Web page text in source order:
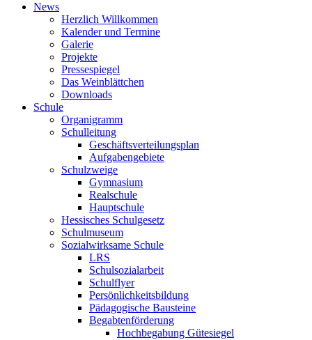
News
Herzlich Willkommen
Kalender und Termine
Galerie
Projekte
Pressespiegel
Das Weinblättchen
Downloads
Schule
Organigramm
Schulleitung
Geschäftsverteilungsplan
Aufgabengebiete
Schulzweige
Gymnasium
Realschule
Hauptschule
Hessisches Schulgesetz
Schulmuseum
Sozialwirksame Schule
LRS
Schulsozialarbeit
Schulflyer
Persönlichkeitsbildung
Pädagogische Bausteine
Begabtenförderung
Hochbegabung Gütesiegel